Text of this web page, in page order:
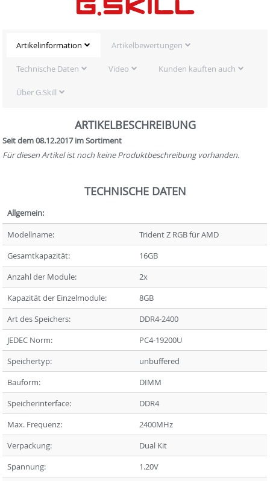
Artikelinformation Artikelbewertungen
Technische Daten Video Kunden kauften auch
Über G.Skill
ARTIKELBESCHREIBUNG
Seit dem 08.12.2017 im Sortiment
Für diesen Artikel ist noch keine Produktbeschreibung vorhanden.
TECHNISCHE DATEN
Allgemein:
Modellname:
Trident Z RGB für AMD
Gesamtkapazität:
16GB
Anzahl der Module:
2x
Kapazität der Einzelmodule:
8GB
Art des Speichers:
DDR4-2400
JEDEC Norm:
PC4-19200U
Speichertyp:
unbuffered
Bauform:
DIMM
Speicherinterface:
DDR4
Max. Frequenz:
2400MHz
Verpackung:
Dual Kit
Spannung:
1.20V